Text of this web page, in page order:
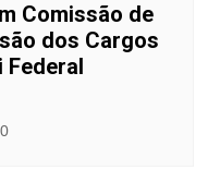
Comissão de
dos Cargos
Federal
0